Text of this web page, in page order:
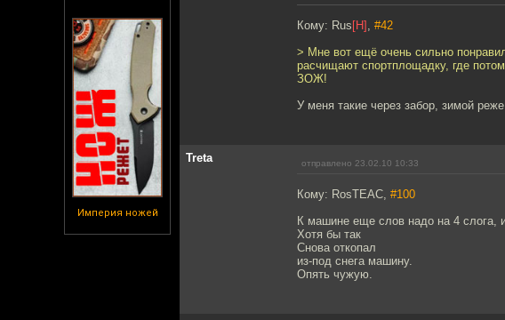
Империя ножей
Кому: Rus [H] , #42
> Мне вот ещё очень сильно
расчищают спортплощадку, где
ЗОЖ!
У меня такие через забор, зимой
Treta отправлено 23.02.10 10:33
Кому: RosTEAC, #100
К машине еще слов надо на 4 слога,
Хотя бы так
Снова откопал
из-под снега машину.
Опять чужую.